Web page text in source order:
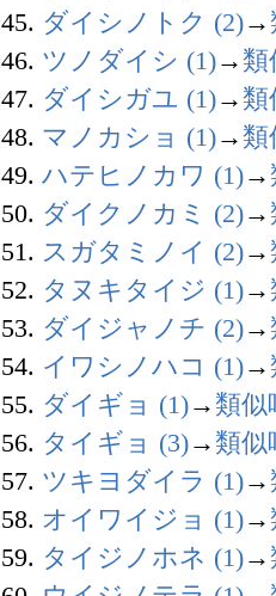
45. ダイシノトク (2)→
46. ツノダイシ (1)→ 類
47. ダイシガユ (1)→ 類
48. マノカショ (1)→ 類
49. ハテヒノカワ (1)→
50. ダイクノカミ (2)→
51. スガタミノイ (2)→
52. タヌキタイジ (1)→
53. ダイジャノチ (2)→
54. イワシノハコ (1)→
55. ダイギョ (1)→ 類似
56. タイギョ (3)→ 類似
57. ツキヨダイラ (1)→
58. オイワイジョ (1)→
59. タイジノホネ (1)→